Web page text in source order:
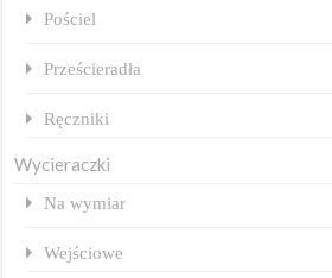
Pościel
Prześcieradła
Ręczniki
Wycieraczki
Na wymiar
Wejściowe